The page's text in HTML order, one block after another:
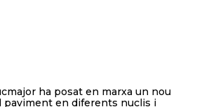
ha posat en marxa un nou
paviment en diferents nuclis i